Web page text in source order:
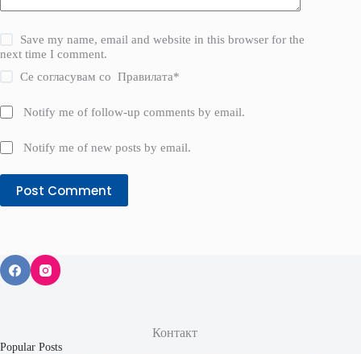
Save my name, email and website in this browser for the
next time I comment.
Се согласувам соПравилата*
Notify me of follow-up comments by email.
Notify me of new posts by email.
Post Comment
Контакт
Popular Posts